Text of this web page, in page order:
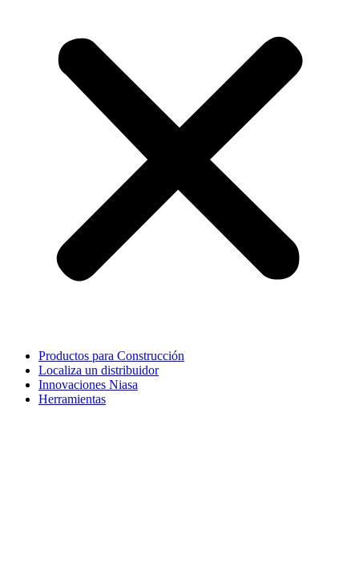
Productos para Construcción
Localiza un distribuidor
Innovaciones Niasa
Herramientas